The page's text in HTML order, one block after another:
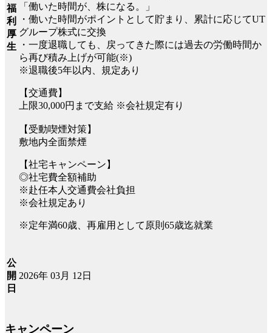
福
利
厚
生
「働いた時間が、株になる。」
・働いた時間がポイントとして貯まり、累計に応じてUT
グループ株式に交換
・一度退職しても、戻ってきた際には過去の労働時間か
ら再び積み上げが可能(※)
※退職後5年以内、規定あり
【交通費】
上限30,000円まで支給 ※会社規定有り
【受動喫煙対策】
敷地内全面禁煙
【社宅キャンペーン】
◎社宅費全額補助
※赴任本人交通費会社負担
※会社規定あり
※定年満60歳、再雇用として原則65歳迄就業
公
開
日
2026年 03月 12日
キャンペーン